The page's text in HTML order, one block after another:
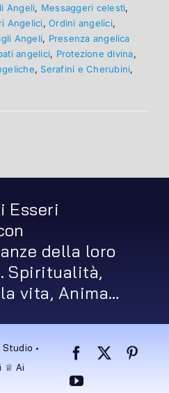
Angeli, Messaggeri celesti,
Angelici,Ordini angelici,
Angeli, Presenza angelica
angelici, Protezione divina,
, Serafini e Cherubini,
Esseri
della loro
Spiritualità,
vita, Anima…
•
♕ Ai